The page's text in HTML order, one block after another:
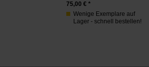
75,00 € *
Wenige Exemplare auf
Lager - schnell bestellen!